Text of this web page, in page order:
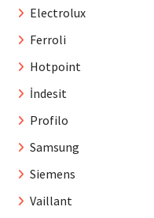
Electrolux
Ferroli
Hotpoint
İndesit
Profilo
Samsung
Siemens
Vaillant